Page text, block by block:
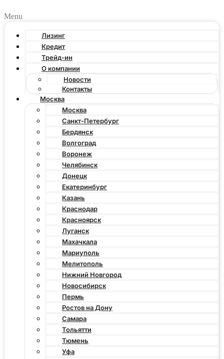
Menu
Лизинг
Кредит
Трейд-ин
О компании
Новости
Контакты
Москва
Москва
Санкт-Петербург
Бердянск
Волгоград
Воронеж
Челябинск
Донецк
Екатеринбург
Казань
Краснодар
Красноярск
Луганск
Махачкала
Мариуполь
Мелитополь
Нижний Новгород
Новосибирск
Пермь
Ростов на Дону
Самара
Тольятти
Тюмень
Уфа